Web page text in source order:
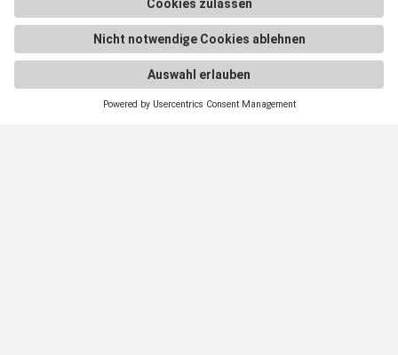
Radlabor GmbH
Heinrich-von-Stephan-Str. 5c
79100Freiburg